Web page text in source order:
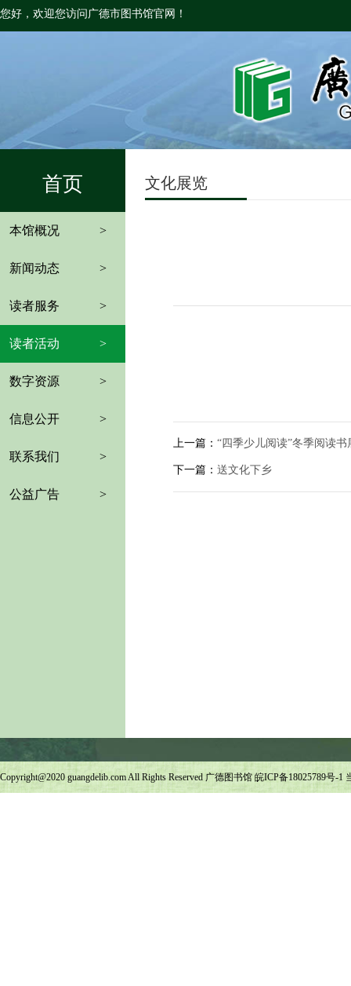
您好，欢迎您访问广德市图书馆官网！
首页
本馆概况 >
新闻动态 >
读者服务 >
读者活动 >
数字资源 >
信息公开 >
联系我们 >
公益广告 >
文化展览
上一篇： “四季少儿阅读”冬季阅读书
下一篇： 送文化下乡
Copyright@2020 guangdelib.com All Rights Reserved 广德图书馆 皖ICP备18025789号-1